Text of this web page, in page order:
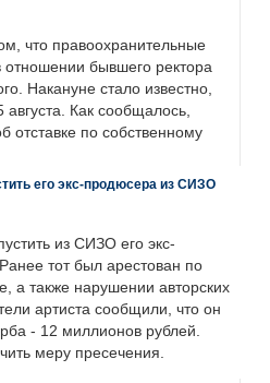
что правоохранительные
отношении бывшего ректора
Накануне стало известно,
августа. Как сообщалось,
отставке по собственному
его экс-продюсера из СИЗО
из СИЗО его экс-
тот был арестован по
а также нарушении авторских
артиста сообщили, что он
- 12 миллионов рублей.
меру пресечения.